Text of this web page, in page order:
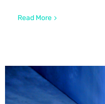
Read More